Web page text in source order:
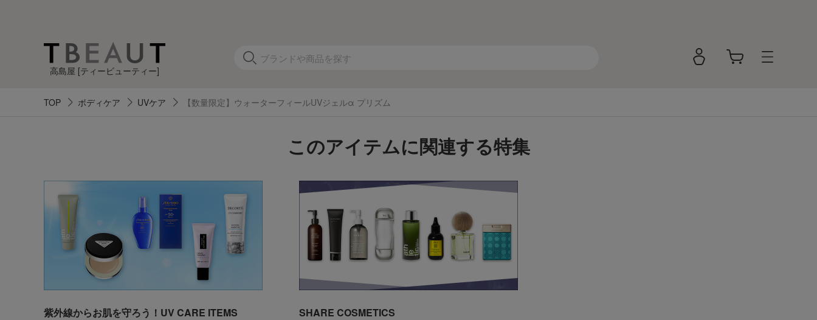
高島屋 [ティービューティー]
TOP ボディケア UVケア 【数量限定】ウォーターフィールUVジェルα プリズム
このアイテムに関連する特集
紫外線からお肌を守ろう！UV CARE ITEMS SHARE COSMETICS